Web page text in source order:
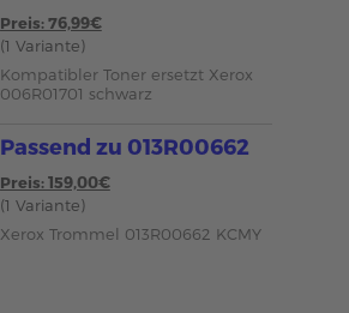
Preis: 76,99€
(1 Variante)
Kompatibler Toner ersetzt Xerox
006R01701 schwarz
Passend zu 013R00662
Preis: 159,00€
(1 Variante)
Xerox Trommel 013R00662 KCMY